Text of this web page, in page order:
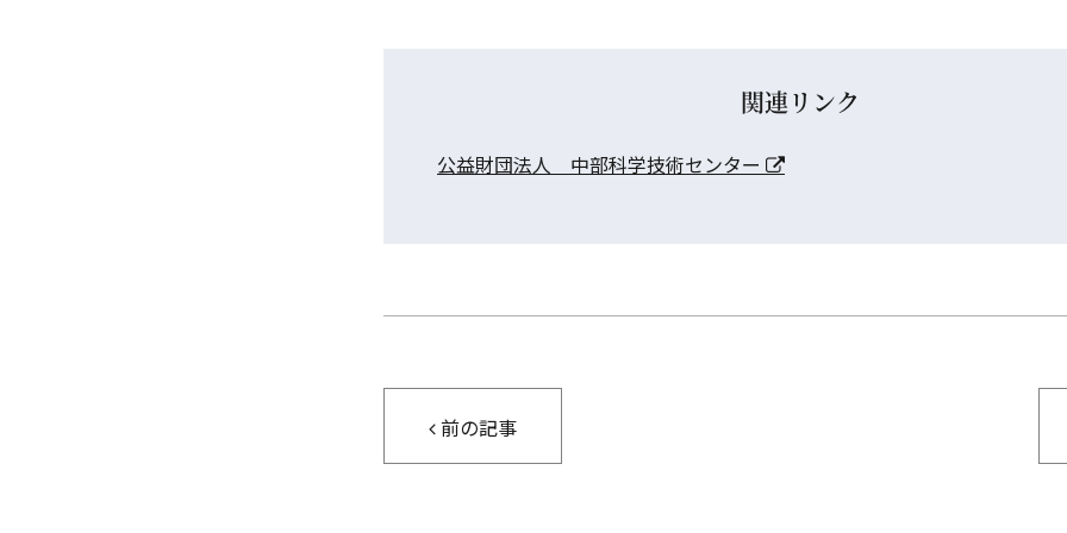
関連リンク
公益財団法人 中部科学技術センター
前の記事